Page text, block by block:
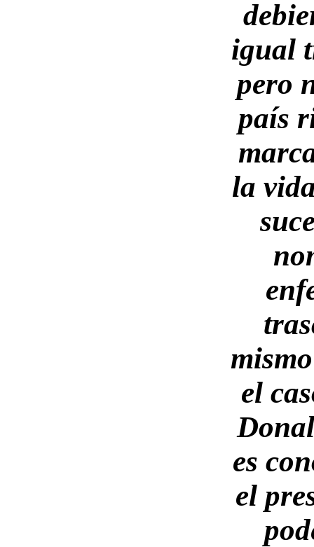
igual
pero
país
la
el
es
el